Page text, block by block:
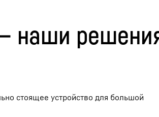
наши
стоящее устройство для большой